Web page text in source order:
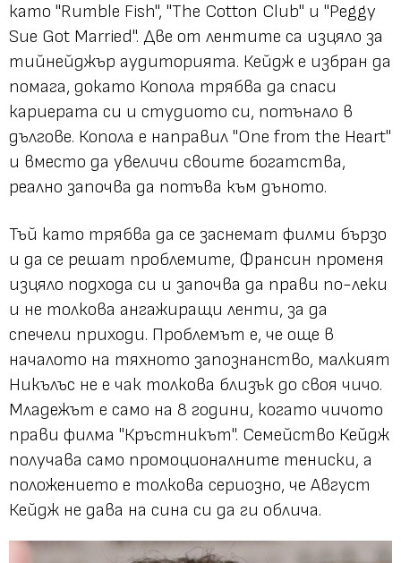
като "Rumble Fish", "The Cotton Club" и "Peggy
Sue Got Married". Две от лентите са изцяло за
тийнейджър аудиторията. Кейдж е избран да
помага, докато Копола трябва да спаси
кариерата си и студиото си, потънало в
дългове. Копола е направил "One from the Heart"
и вместо да увеличи своите богатства,
реално започва да потъва към дъното.
Тъй като трябва да се заснемат филми бързо
и да се решат проблемите, Франсин променя
изцяло подхода си и започва да прави по-леки
и не толкова ангажиращи ленти, за да
спечели приходи. Проблемът е, че още в
началото на тяхното запознанство, малкият
Никълъс не е чак толкова близък до своя чичо.
Младежът е само на 8 години, когато чичото
прави филма "Кръстникът". Семейство Кейдж
получава само промоционалните тениски, а
положението е толкова сериозно, че Август
Кейдж не дава на сина си да ги облича.